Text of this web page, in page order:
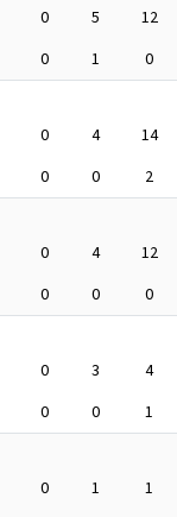
0 5
12
0 1
0
0 4
14
0 0
2
0 4
12
0 0
0
0 3
4
0 0
1
0 1
1